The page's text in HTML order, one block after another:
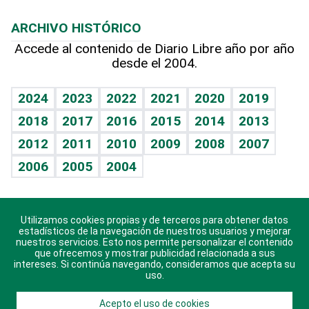
Hablando con el pediatra
Vida y familia
Eñe
Celebrando la vida
Sin complejos
En pocas palabras
Escuchando al corazón
Economía Personal
Línea de hit
TBT Deportivo
Más firmas
Hecho en casa
Guía del dinero
Cumpleaños
Horóscopos
Crucigramas
ARCHIVO HISTÓRICO
Accede al contenido de Diario Libre año por año
desde el 2004.
2024 2023 2022 2021 2020
2019
2018
2017 2016 2015 2014
2013
2012
2011 2010 2009 2008
2007
2006
2005 2004
Descarga nuestras aplicaciones para Android, iOS y
sistema Huawei.
Utilizamos cookies propias y de terceros para obtener datos
estadísticos de la navegación de nuestros usuarios y mejorar
nuestros servicios. Esto nos permite personalizar el contenido
que ofrecemos y mostrar publicidad relacionada a sus
intereses. Si continúa navegando, consideramos que acepta su
uso.
Acepto el uso de cookies